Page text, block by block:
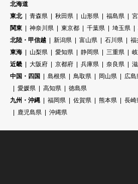
北海道
東北
青森県 秋田県 山形県 福島県
関東
神奈川県 東京都 千葉県 埼玉県
北陸・甲信越
新潟県 富山県 石川県 福
東海
山梨県 愛知県 静岡県 三重県
近畿
大阪府 京都府 兵庫県 奈良県
中国・四国
島根県 鳥取県 岡山県 広島
愛媛県
高知県
徳島県
九州・沖縄
福岡県 佐賀県 熊本県 長崎
鹿児島県
沖縄県